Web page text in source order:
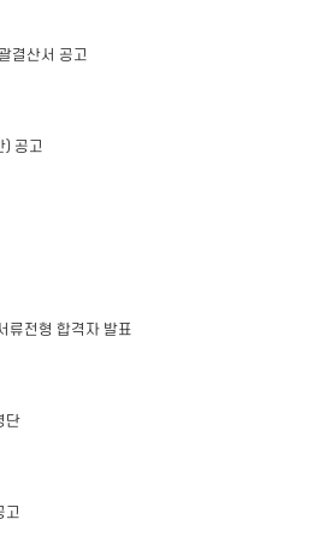
결산서 공고
) 공고
류전형 합격자 발표
단
고